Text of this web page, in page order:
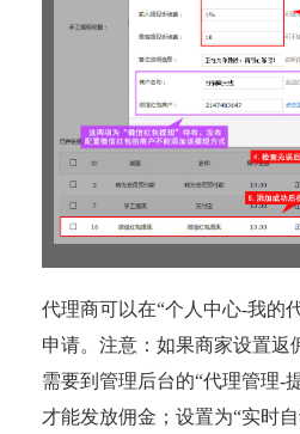
代理商可以在“个人中心-我的
申请。注意：如果商家设置返
需要到管理后台的“代理管理-
才能发放佣金；设置为“实时